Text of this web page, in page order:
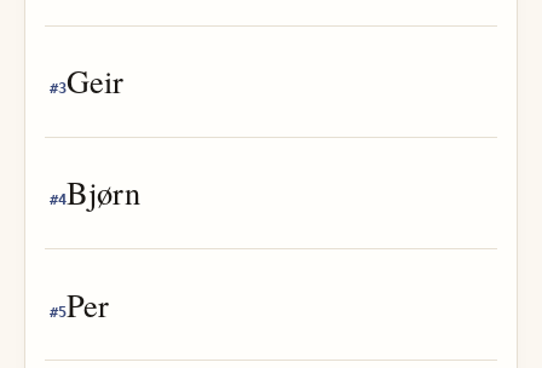
#3Geir
#4Bjørn
#5Per